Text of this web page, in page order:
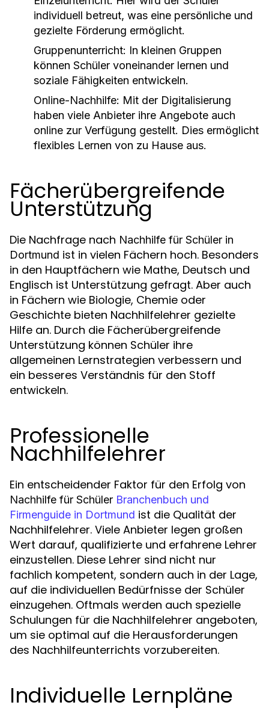
individuell betreut, was eine persönliche und
gezielte Förderung ermöglicht.
Gruppenunterricht: In kleinen Gruppen
können Schüler voneinander lernen und
soziale Fähigkeiten entwickeln.
Online-Nachhilfe: Mit der Digitalisierung
haben viele Anbieter ihre Angebote auch
online zur Verfügung gestellt. Dies ermöglicht
flexibles Lernen von zu Hause aus.
Fächerübergreifende
Unterstützung
Die Nachfrage nach Nachhilfe für Schüler in
Dortmund ist in vielen Fächern hoch. Besonders
in den Hauptfächern wie Mathe, Deutsch und
Englisch ist Unterstützung gefragt. Aber auch
in Fächern wie Biologie, Chemie oder
Geschichte bieten Nachhilfelehrer gezielte
Hilfe an. Durch die Fächerübergreifende
Unterstützung können Schüler ihre
allgemeinen Lernstrategien verbessern und
ein besseres Verständnis für den Stoff
entwickeln.
Professionelle
Nachhilfelehrer
Ein entscheidender Faktor für den Erfolg von
Nachhilfe für Schüler Branchenbuch und
Firmenguide in Dortmund ist die Qualität der
Nachhilfelehrer. Viele Anbieter legen großen
Wert darauf, qualifizierte und erfahrene Lehrer
einzustellen. Diese Lehrer sind nicht nur
fachlich kompetent, sondern auch in der Lage,
auf die individuellen Bedürfnisse der Schüler
einzugehen. Oftmals werden auch spezielle
Schulungen für die Nachhilfelehrer angeboten,
um sie optimal auf die Herausforderungen
des Nachhilfeunterrichts vorzubereiten.
Individuelle Lernpläne